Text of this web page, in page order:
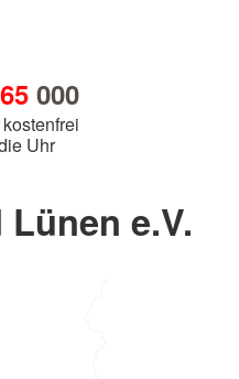
000
Uhr
e.V.